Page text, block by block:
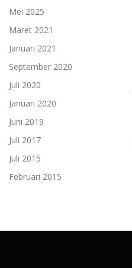
Mei 2025
Maret 2021
Januari 2021
September 2020
Juli 2020
Januari 2020
Juni 2019
Juli 2017
Juli 2015
Februari 2015